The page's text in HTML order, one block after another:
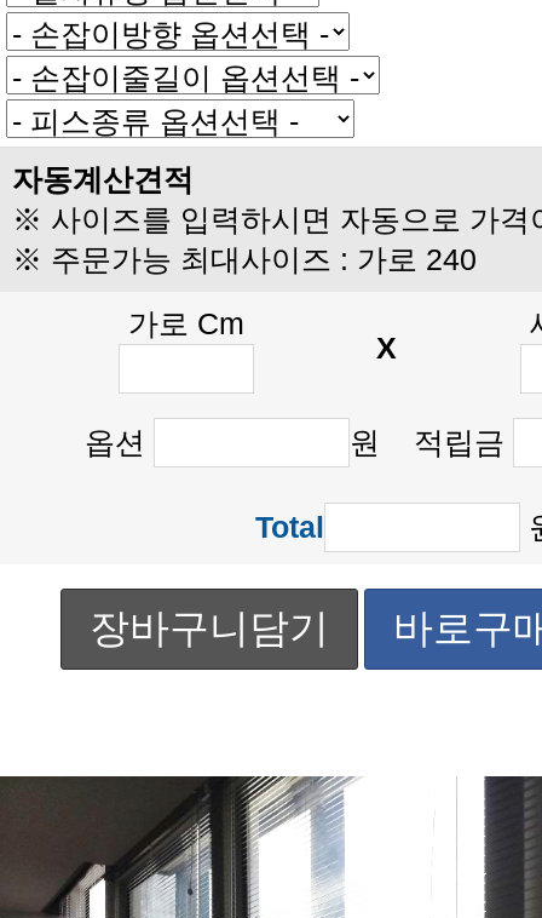
자동계산견적
※ 사이즈를 입력하시면 자동으로 가격
※ 주문가능 최대사이즈 : 가로 240
가로 Cm
X
옵션 원 적립금
Total
장바구니담기 바로구